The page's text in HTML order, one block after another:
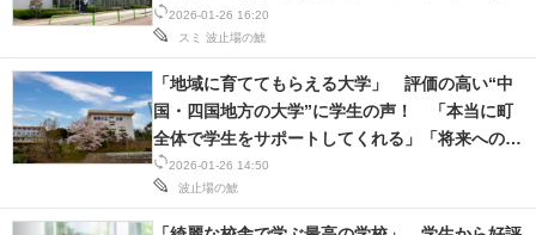
2026-01-26 16:20
スミ 波止場の鯱
じでいっぱいある」
2026-01-26 14:50
波止場の鯱
「地域に育ててもらえる大学」 評価の高い“中
国・四国地方の大学”に学生の声！ 「本当に町
全体で学生をサポートしてくれる」「将来への準
備材料ができた」